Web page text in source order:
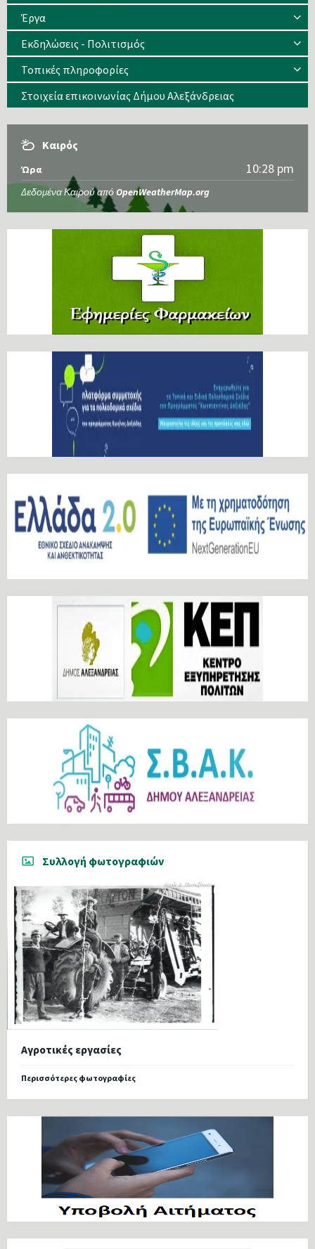
Έργα
Εκδηλώσεις - Πολιτισμός
Τοπικές πληροφορίες
Στοιχεία επικοινωνίας Δήμου Αλεξάνδρειας
Καιρός
Ώρα 10:28 pm
Δεδομένα Καιρού από OpenWeatherMap.org
Συλλογή φωτογραφιών
Αγροτικές εργασίες
Περισσότερες φωτογραφίες